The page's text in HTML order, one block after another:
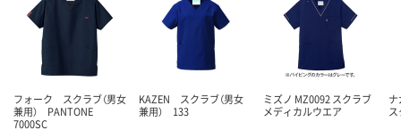
フォーク スクラブ（男女
兼用） PANTONE
7000SC
KAZEN スクラブ（男女
兼用） 133
ミズノ MZ0092 スクラブ
メディカルウエア